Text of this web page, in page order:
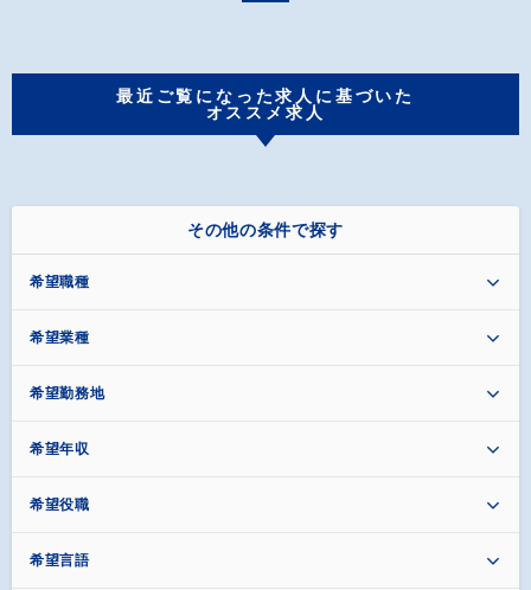
最近ご覧になった求人に基づいた
オススメ求人
その他の条件で探す
希望職種
希望業種
希望勤務地
希望年収
希望役職
希望言語